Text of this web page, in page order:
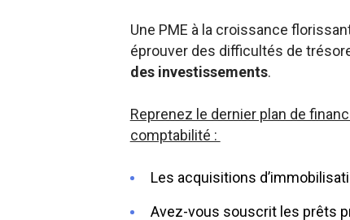
Une PME à la croissance
éprouver des difficultés de
des investissements.
Reprenez le dernier plan de
comptabilité :
Les acquisitions
Avez-vous souscrit les prêts